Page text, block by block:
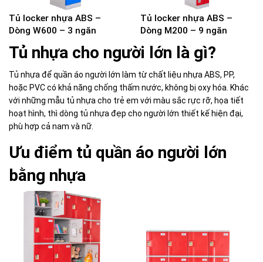
Tủ locker nhựa ABS –
Dòng W600 – 3 ngăn
Tủ locker nhựa ABS –
Dòng M200 – 9 ngăn
Tủ nhựa cho người lớn là gì?
Tủ nhựa để quần áo người lớn làm từ chất liệu nhựa ABS, PP,
hoặc PVC có khả năng chống thấm nước, không bị oxy hóa. Khác
với những mẫu tủ nhựa cho trẻ em với màu sắc rực rỡ, họa tiết
hoạt hình, thì dòng tủ nhựa đẹp cho người lớn thiết kế hiện đại,
phù hợp cả nam và nữ.
Ưu điểm tủ quần áo người lớn
bằng nhựa